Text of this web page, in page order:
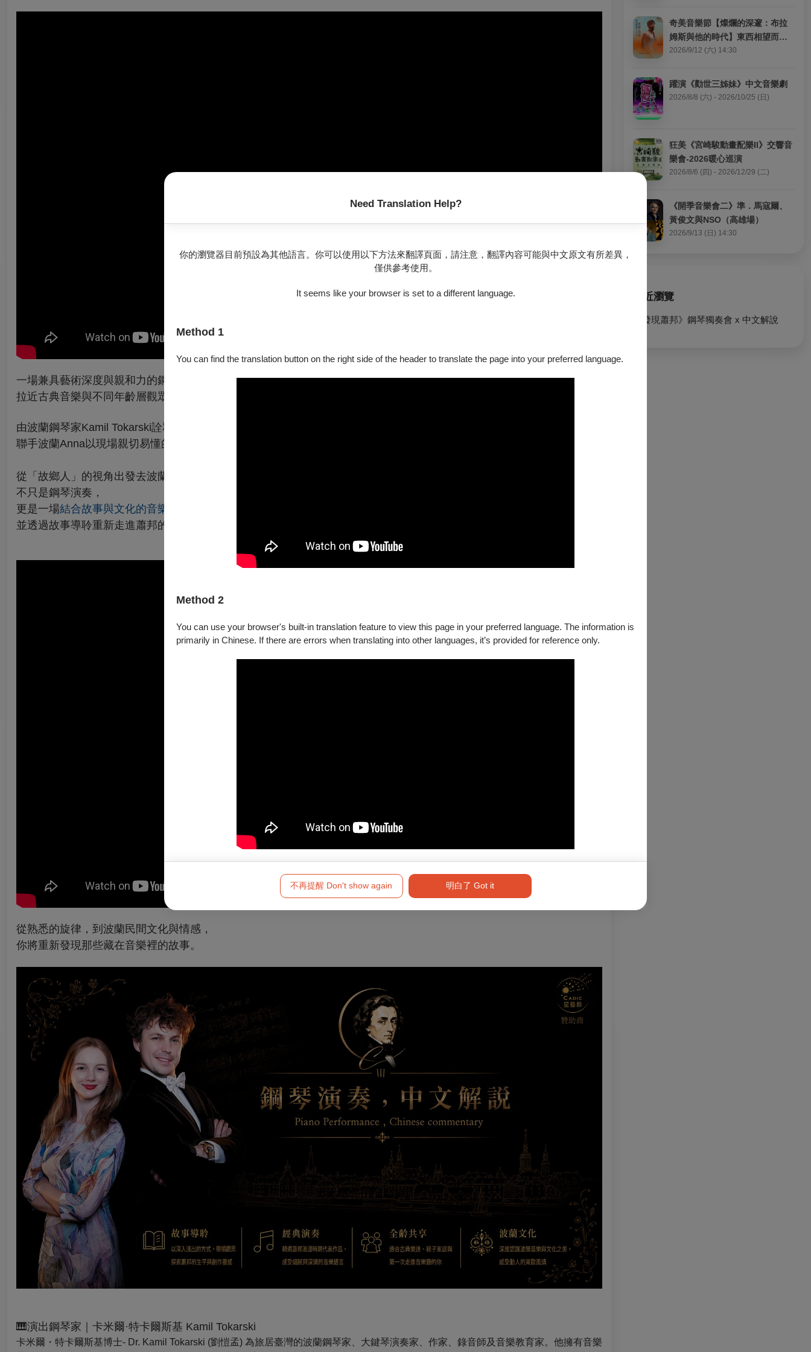
Need Translation Help?
你的瀏覽器目前預設為其他語言。你可以使用以下方法來翻譯頁面，請注意，翻譯內容可能與中文原文有所差異，
僅供參考使用。
It seems like your browser is set to a different language.
Method 1
You can find the translation button on the right side of the header to translate the page into your preferred language.
Method 2
You can use your browser's built-in translation feature to view this page in your preferred language. The information is
primarily in Chinese. If there are errors when translating into other languages, it’s provided for reference only.
不再提醒 Don't show again 明白了 Got it
一場兼具藝術深度與親和力的鋼琴音樂會，透過波蘭作曲家蕭邦的經典作品，引導觀眾在聆聽中理解音樂、感受情感，並
拉近古典音樂與不同年齡層觀眾之間的距離。
由波蘭鋼琴家Kamil Tokarski詮釋演出精選蕭邦最具代表性的夜曲、圓舞曲、波蘭舞曲與敘事曲等經典作品。
聯手波蘭Anna以現場親切易懂的中文解說為橋樑，分享作品背後的歷史背景、創作靈感與波蘭民族文化。
從「故鄉人」的視角出發去波蘭
不只是鋼琴演奏，
更是一場結合故事與文化的音樂旅程
並透過故事導聆重新走進蕭邦的世界。
從熟悉的旋律， 到波蘭民間文化與情感，
你將重新發現那些藏在音樂裡的故事。
🎹演出鋼琴家｜卡米爾·特卡爾斯基 Kamil Tokarski
卡米爾・特卡爾斯基博士- Dr. Kamil Tokarski (劉愷孟) 為旅居臺灣的波蘭鋼琴家、大鍵琴演奏家、作家、錄音師及音樂教育家。他擁有音樂
奇美音樂節【燦爛的深邃：布拉
姆斯與他的時代】東西相望而南
轅北轍：布拉姆斯、李斯特與華
2026/9/12 (六) 14:30
躍演《勸世三姊妹》中文音樂劇
2026/8/8 (六) - 2026/10/25 (日)
狂美《宮崎駿動畫配樂II》交響音
樂會-2026暖心巡演
2026/8/6 (四) - 2026/12/29 (二)
《開季音樂會二》準．馬寇爾、
黃俊文與NSO（高雄場）
2026/9/13 (日) 14:30
最近瀏覽
《發現蕭邦》鋼琴獨奏會 x 中文解說